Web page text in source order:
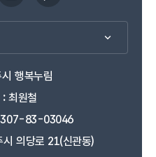
행복누림
:최원철
83-03046
의당로 21(신관동)